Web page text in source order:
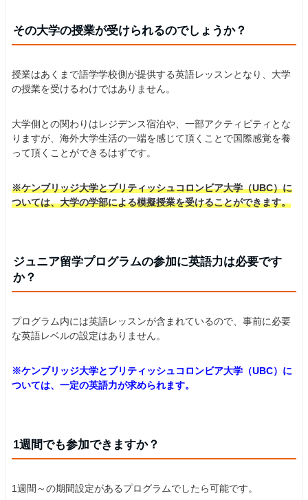
その大学の授業が受けられるのでしょうか？
授業はあくまで語学学校側が提供する英語レッスンとなり、大学
の授業を受けるわけではありません。
大学側との関わりはレジデンス宿泊や、一部アクティビティとな
りますが、海外大学生活の一端を感じて頂くことで国際感覚を養
って頂くことができるはずです。
※ケンブリッジ大学とブリティッシュコロンビア大学（UBC）に
ついては、大学の学部による模擬授業を受けることができます。
ジュニア留学プログラムの参加に英語力は必要です
か？
プログラム内には英語レッスンが含まれているので、事前に必要
な英語レベルの設定はありません。
※ケンブリッジ大学とブリティッシュコロンビア大学（UBC）に
ついては、一定の英語力が求められます。
1週間でも参加できますか？
1週間～の期間設定があるプログラムでしたら可能です。